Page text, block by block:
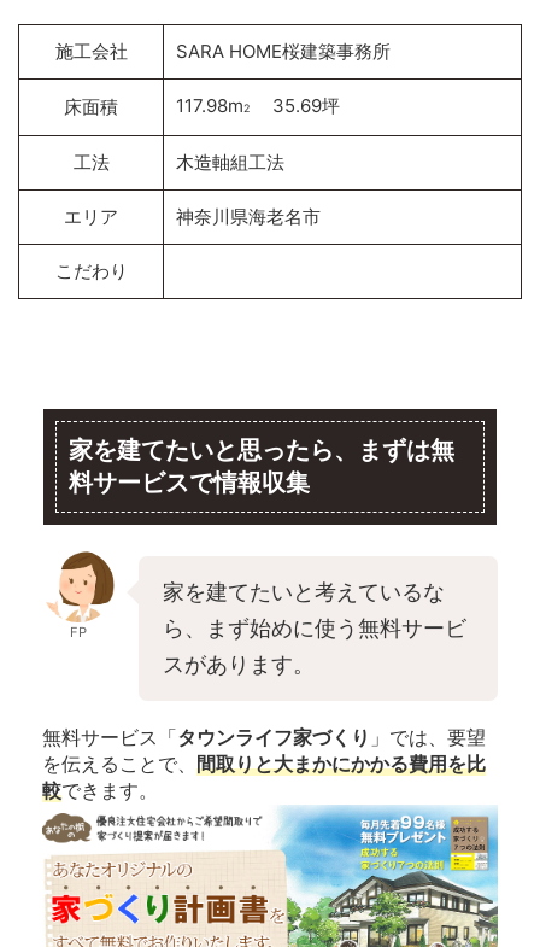
施工会社 SARA HOME桜建築事務所
床面積 117.98m2 35.69坪
工法 木造軸組工法
エリア 神奈川県海老名市
こだわり
家を建てたいと思ったら、まずは無
料サービスで情報収集
FP
家を建てたいと考えているな
ら、まず始めに使う無料サービ
スがあります。
無料サービス「タウンライフ家づくり 」では、要望
を伝えることで、 間取りと大まかにかかる費用を比
較できます。